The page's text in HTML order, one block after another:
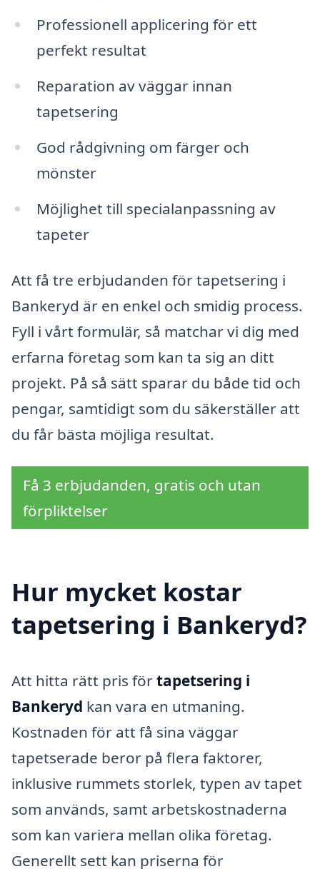
Professionell applicering för ett
perfekt resultat
Reparation av väggar innan
tapetsering
God rådgivning om färger och
mönster
Möjlighet till specialanpassning av
tapeter
Att få tre erbjudanden för tapetsering i
Bankeryd är en enkel och smidig process.
Fyll i vårt formulär, så matchar vi dig med
erfarna företag som kan ta sig an ditt
projekt. På så sätt sparar du både tid och
pengar, samtidigt som du säkerställer att
du får bästa möjliga resultat.
Få 3 erbjudanden, gratis och utan
förpliktelser
Hur mycket kostar
tapetsering i Bankeryd?
Att hitta rätt pris förtapetsering i
Bankeryd kan vara en utmaning.
Kostnaden för att få sina väggar
tapetserade beror på flera faktorer,
inklusive rummets storlek, typen av tapet
som används, samt arbetskostnaderna
som kan variera mellan olika företag.
Generellt sett kan priserna för